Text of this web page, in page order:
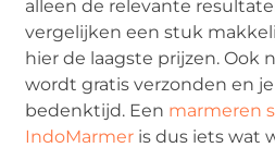
alleen de relevante
vergelijken een stuk
hier de laagste prijzen. Ook
wordt gratis verzonden en
bedenktijd. Een marmeren
IndoMarmer is dus iets wat